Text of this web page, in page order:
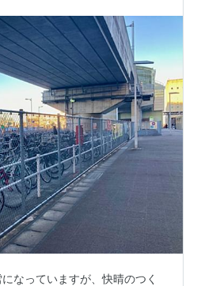
なっていますが、快晴のつく